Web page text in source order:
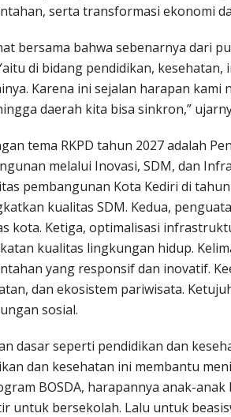
serta transformasi ekonomi
bersama bahwa sebenarnya dari
di bidang pendidikan,
Karena ini sejalan harapan
daerah kita bisa sinkron,”
tema RKPD tahun 2027 adalah
melalui Inovasi, SDM, dan
pembangunan Kota Kediri di
kualitas SDM. Kedua,
kota. Ketiga, optimalisasi
kualitas lingkungan hidup.
yang responsif dan inovatif.
dan ekosistem pariwisata.
sosial.
dasar seperti pendidikan dan
dan kesehatan ini membantu
BOSDA, harapannya anak-
untuk bersekolah. Lalu untuk